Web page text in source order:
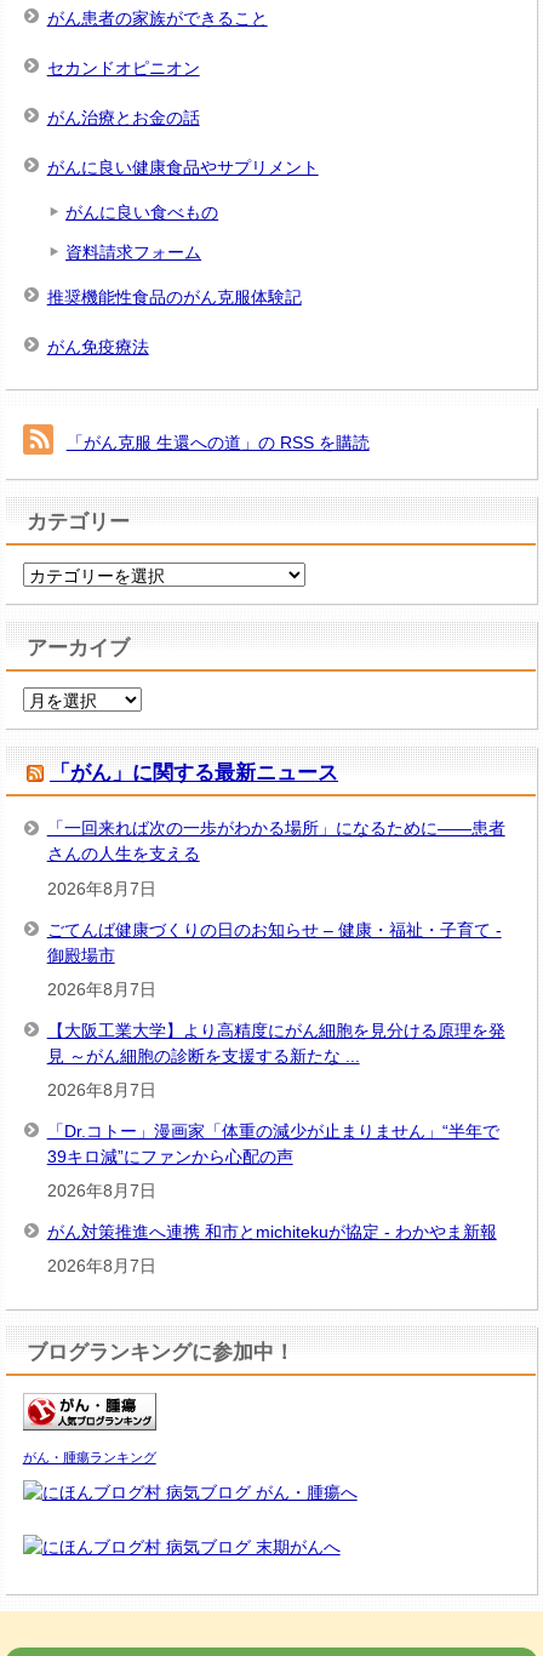
がん患者の家族ができること
セカンドオピニオン
がん治療とお金の話
がんに良い健康食品やサプリメント
がんに良い食べもの
資料請求フォーム
推奨機能性食品のがん克服体験記
がん免疫療法
「がん克服 生還への道」の RSS を購読
カテゴリー
カ
ゴ
リ
ー
アーカイブ
ア
ー
カ
イ
ブ
「がん」に関する最新ニュース
「一回来れば次の一歩がわかる場所」になるために――患者
さんの人生を支える
2026年8月7日
ごてんば健康づくりの日のお知らせ – 健康・福祉・子育て -
御殿場市
2026年8月7日
【大阪工業大学】より高精度にがん細胞を見分ける原理を発
見 ～がん細胞の診断を支援する新たな ...
2026年8月7日
「Dr.コトー」漫画家「体重の減少が止まりません」“半年で
39キロ減”にファンから心配の声
2026年8月7日
がん対策推進へ連携 和市とmichitekuが協定 - わかやま新報
2026年8月7日
ブログランキングに参加中！
がん・腫瘍ランキング